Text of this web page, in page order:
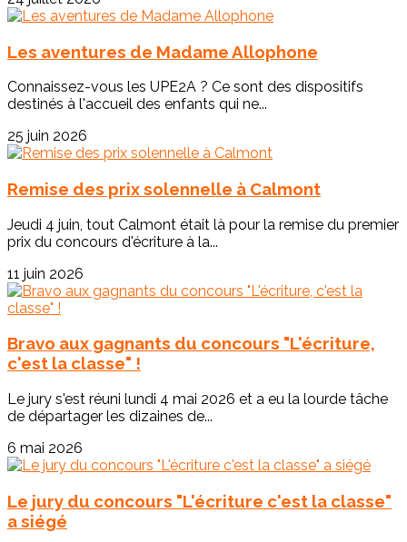
Les aventures de Madame Allophone
Connaissez-vous les UPE2A ? Ce sont des dispositifs
destinés à l'accueil des enfants qui ne...
25 juin 2026
Remise des prix solennelle à Calmont
Jeudi 4 juin, tout Calmont était là pour la remise du premier
prix du concours d'écriture à la...
11 juin 2026
Bravo aux gagnants du concours "L'écriture,
c'est la classe" !
Le jury s'est réuni lundi 4 mai 2026 et a eu la lourde tâche
de départager les dizaines de...
6 mai 2026
Le jury du concours "L'écriture c'est la classe"
a siégé